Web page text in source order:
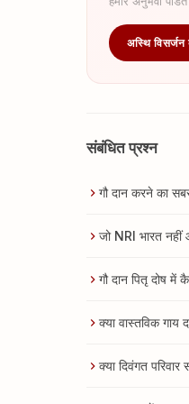
अस्थि
संबंधित प्रश्न
गौ दान करने का
जो NRI भारत
गौ दान पितृ दोष में
क्या वास्तविक
क्या दिवंगत